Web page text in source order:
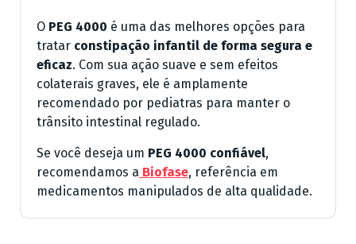
O PEG 4000 é uma das melhores opções para
tratar constipação infantil de forma segura e
eficaz. Com sua ação suave e sem efeitos
colaterais graves, ele é amplamente
recomendado por pediatras para manter o
trânsito intestinal regulado.
Se você deseja um PEG 4000 confiável,
recomendamos a Biofase, referência em
medicamentos manipulados de alta qualidade.